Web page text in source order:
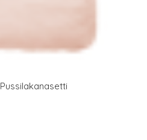
Pussilakanasetti